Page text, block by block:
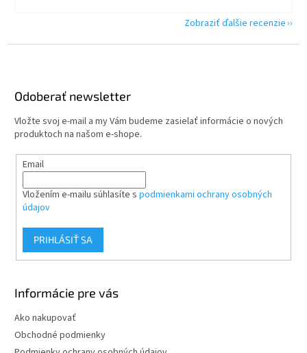
Zobraziť ďalšie recenzie
Odoberať newsletter
Vložte svoj e-mail a my Vám budeme zasielať informácie o nových
produktoch na našom e-shope.
Email
Vložením e-mailu súhlasíte s podmienkami ochrany osobných
údajov
PRIHLÁSIŤ SA
Informácie pre vás
Ako nakupovať
Obchodné podmienky